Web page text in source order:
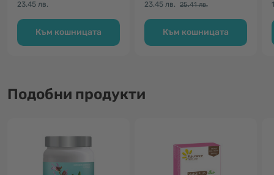
23.45 лв.
Към кошницата
23.45 лв. 25.41 лв.
Към кошницата
Подобни продукти